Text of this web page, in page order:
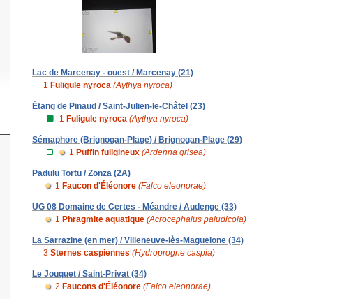
Lac de Marcenay - ouest / Marcenay (21)
1 Fuligule nyroca (Aythya nyroca)
Étang de Pinaud / Saint-Julien-le-Châtel (23)
1 Fuligule nyroca (Aythya nyroca)
Sémaphore (Brignogan-Plage) / Brignogan-Plage (29)
1 Puffin fuligineux (Ardenna grisea)
Padulu Tortu / Zonza (2A)
1 Faucon d'Éléonore (Falco eleonorae)
UG 08 Domaine de Certes - Méandre / Audenge (33)
1 Phragmite aquatique (Acrocephalus paludicola)
La Sarrazine (en mer) / Villeneuve-lès-Maguelone (34)
3 Sternes caspiennes (Hydroprogne caspia)
Le Jouquet / Saint-Privat (34)
2 Faucons d'Éléonore (Falco eleonorae)